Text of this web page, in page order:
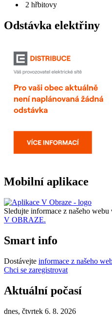
2 hřbitovy
Odstávka elektřiny
Mobilní aplikace
Sledujte informace z našeho webu
V OBRAZE.
Smart info
Dostávejte informace z našeho
Chci se zaregistrovat
Aktuální počasí
dnes, čtvrtek 6. 8. 2026